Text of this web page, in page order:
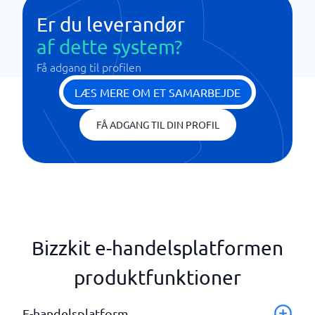
Er du leverandør
af dette system?
Få adgang til profilen
LÆS MERE OM ET SAMARBEJDE
FÅ ADGANG TIL DIN PROFIL
Bizzkit e-handelsplatformen
produktfunktioner